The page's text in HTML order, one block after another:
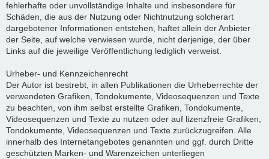
fehlerhafte oder unvollständige Inhalte und insbesondere für
Schäden, die aus der Nutzung oder Nichtnutzung solcherart
dargebotener Informationen entstehen, haftet allein der Anbieter
der Seite, auf welche verwiesen wurde, nicht derjenige, der über
Links auf die jeweilige Veröffentlichung lediglich verweist.
Urheber- und Kennzeichenrecht
Der Autor ist bestrebt, in allen Publikationen die Urheberrechte der
verwendeten Grafiken, Tondokumente, Videosequenzen und Texte
zu beachten, von ihm selbst erstellte Grafiken, Tondokumente,
Videosequenzen und Texte zu nutzen oder auf lizenzfreie Grafiken,
Tondokumente, Videosequenzen und Texte zurückzugreifen. Alle
innerhalb des Internetangebotes genannten und ggf. durch Dritte
geschützten Marken- und Warenzeichen unterliegen